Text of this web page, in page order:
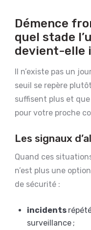
Démence
quel stade
devient-elle
Il n’existe pas un
seuil se repère
suffisent plus et
pour votre proche
Les signaux
Quand ces
n’est plus une
de sécurité :
incidents
surveillance ;